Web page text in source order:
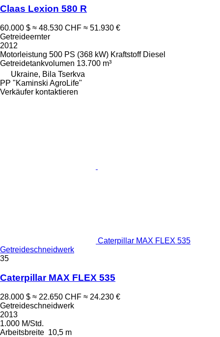
Claas Lexion 580 R
60.000 $ ≈ 48.530 CHF ≈ 51.930 €
Getreideernter
2012
Motorleistung 500 PS (368 kW) Kraftstoff Diesel
Getreidetankvolumen 13.700 m³
Ukraine, Bila Tserkva
PP "Kaminski AgroLife"
Verkäufer kontaktieren
Caterpillar MAX FLEX 535
Getreideschneidwerk
35
Caterpillar MAX FLEX 535
28.000 $ ≈ 22.650 CHF ≈ 24.230 €
Getreideschneidwerk
2013
1.000 M/Std.
Arbeitsbreite 10,5 m